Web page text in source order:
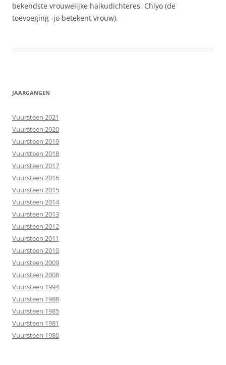
bekendste vrouwelijke haikudichteres, Chiyo (de
toevoeging -jo betekent vrouw).
JAARGANGEN
Vuursteen 2021
Vuursteen 2020
Vuursteen 2019
Vuursteen 2018
Vuursteen 2017
Vuursteen 2016
Vuursteen 2015
Vuursteen 2014
Vuursteen 2013
Vuursteen 2012
Vuursteen 2011
Vuursteen 2010
Vuursteen 2009
Vuursteen 2008
Vuursteen 1994
Vuursteen 1988
Vuursteen 1985
Vuursteen 1981
Vuursteen 1980